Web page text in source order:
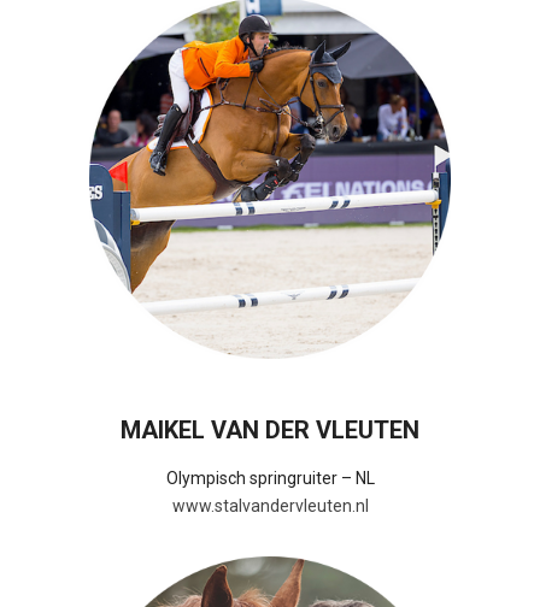
MAIKEL VAN DER VLEUTEN
Olympisch springruiter – NL
www.stalvandervleuten.nl